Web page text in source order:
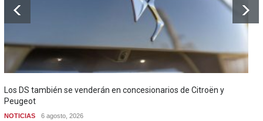
Los DS también se venderán en concesionarios de Citroën y
Peugeot
NOTICIAS 6 agosto, 2026